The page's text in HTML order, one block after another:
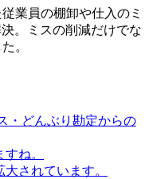
業員の棚卸や仕入のミ
。ミスの削減だけでな
。
・どんぶり勘定からの
ね。
されています。